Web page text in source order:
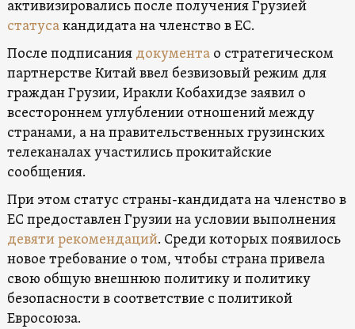
активизировались после получения Грузией
статусакандидата на членство в ЕС.
После подписания документао стратегическом
партнерстве Китай ввел безвизовый режим для
граждан Грузии, Иракли Кобахидзе заявил о
всестороннем углублении отношений между
странами, а на правительственных грузинских
телеканалах участились прокитайские
сообщения.
При этом статус страны-кандидата на членство в
ЕС предоставлен Грузии на условии выполнения
девяти рекомендаций. Среди которых появилось
новое требование о том, чтобы страна привела
свою общую внешнюю политику и политику
безопасности в соответствие с политикой
Евросоюза.